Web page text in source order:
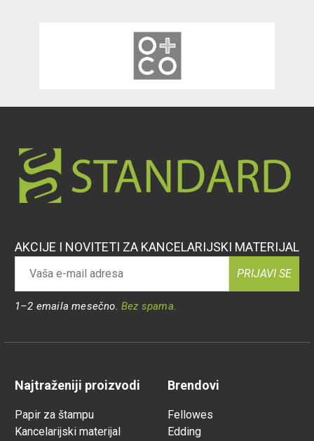
AKCIJE I NOVITETI ZA KANCELARIJSKI MATERIJAL
PRIJAVI SE
1–2 emaila mesečno. Bez spama.
Najtraženiji proizvodi
Papir za štampu
Kancelarijski materijal
Brendovi
Fellowes
Edding